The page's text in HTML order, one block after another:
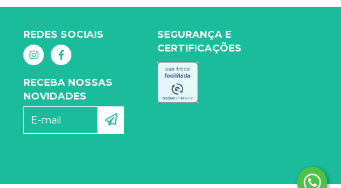
REDES SOCIAIS
RECEBA NOSSAS
NOVIDADES
SEGURANÇA E
CERTIFICAÇÕES